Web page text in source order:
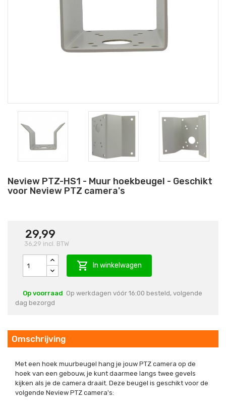
Neview PTZ-HS1 - Muur hoekbeugel - Geschikt
voor Neview PTZ camera's
29,99
36,29 incl. BTW
 In winkelwagen
Op voorraad Op werkdagen vóór 16:00 besteld, volgende
dag bezorgd
Omschrijving
Met een hoek muurbeugel hang je jouw PTZ camera op de
hoek van een gebouw, je kunt daarmee langs twee gevels
kijken als je de camera draait. Deze beugel is geschikt voor de
volgende Neview PTZ camera's: